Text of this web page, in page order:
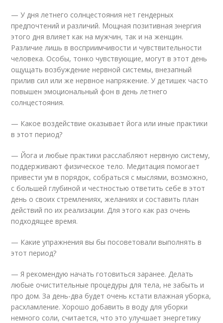
— У дня летнего солнцестояния нет гендерных
предпочтений и различий. Мощная позитивная энергия
этого дня влияет как на мужчин, так и на женщин.
Различие лишь в восприимчивости и чувствительности
человека. Особы, тонко чувствующие, могут в этот день
ощущать возбуждение нервной системы, внезапный
прилив сил или же нервное напряжение. У детишек часто
повышен эмоциональный фон в день летнего
солнцестояния.
— Какое воздействие оказывает йога или иные практики
в этот период?
— Йога и любые практики расслабляют нервную систему,
поддерживают физическое тело. Медитация помогает
привести ум в порядок, собраться с мыслями, возможно,
с большей глубиной и честностью ответить себе в этот
день о своих стремлениях, желаниях и составить план
действий по их реализации. Для этого как раз очень
подходящее время.
— Какие упражнения вы бы посоветовали выполнять в
этот период?
— Я рекомендую начать готовиться заранее. Делать
любые очистительные процедуры для тела, не забыть и
про дом. За день-два будет очень кстати влажная уборка,
расхламление. Хорошо добавить в воду для уборки
немного соли, считается, что это улучшает энергетику